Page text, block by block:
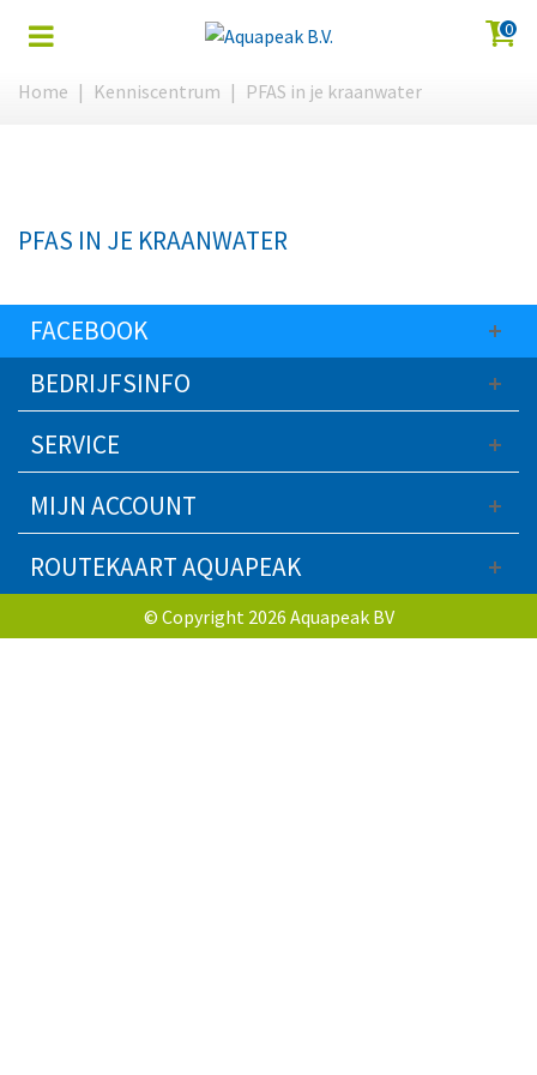
0
Home | Kenniscentrum | PFAS in je kraanwater
PFAS IN JE KRAANWATER
FACEBOOK
BEDRIJFSINFO
SERVICE
MIJN ACCOUNT
ROUTEKAART AQUAPEAK
© Copyright 2026 Aquapeak BV